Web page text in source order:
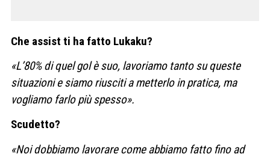
Che assist ti ha fatto Lukaku?
«L’80% di quel gol è suo, lavoriamo tanto su queste
situazioni e siamo riusciti a metterlo in pratica, ma
vogliamo farlo più spesso».
Scudetto?
«Noi dobbiamo lavorare come abbiamo fatto fino ad